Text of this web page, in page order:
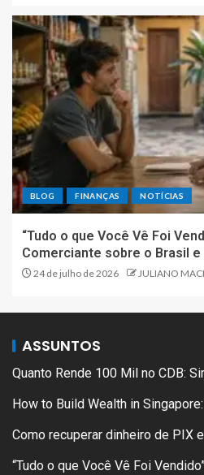
BLOG FINANÇAS NOTÍCIAS
“Tudo o que Você Vê Foi
Comerciante sobre o Brasil e
24 de julho de 2026 JULIANO
ASSUNTOS
Quanto Rende 100 Mil no CDB:
How to Build Wealth in
Como recuperar dinheiro de PIX
“Tudo o que Você Vê Foi